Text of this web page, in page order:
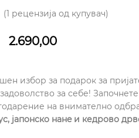
(1 рецензија од купувач)
2.690,00
избор за подарок за
за себе!
на внимателно
јапонскo нанe и кедрово